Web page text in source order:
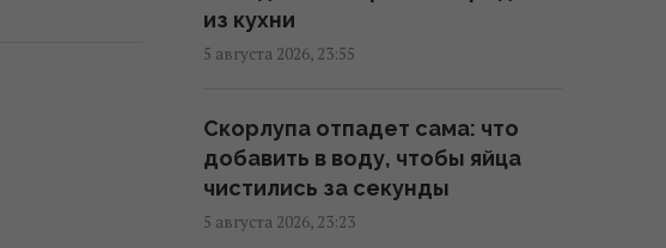
время": почему стоит
посмотреть лучшую
Пользы будет мало: названо
самое неподходящее время
из кухни
5 августа 2026, 23:55
Скорлупа отпадет сама: что
добавить в воду, чтобы яйца
чистились за секунды
5 августа 2026, 23:23